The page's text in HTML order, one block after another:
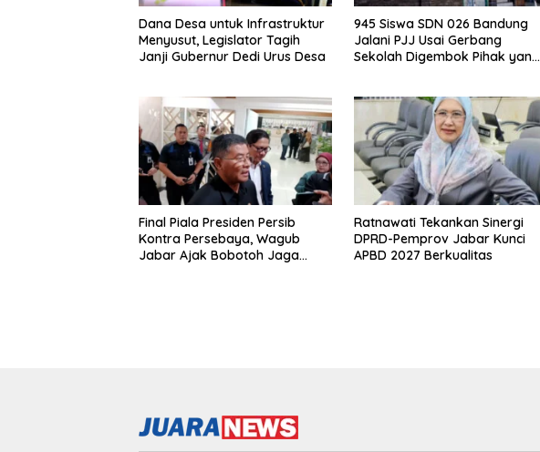
Dana Desa untuk Infrastruktur
Menyusut, Legislator Tagih
Janji Gubernur Dedi Urus Desa
945 Siswa SDN 026 Bandung
Jalani PJJ Usai Gerbang
Sekolah Digembok Pihak yang
Final Piala Presiden Persib
Kontra Persebaya, Wagub
Jabar Ajak Bobotoh Jaga
Ratnawati Tekankan Sinergi
DPRD-Pemprov Jabar Kunci
APBD 2027 Berkualitas